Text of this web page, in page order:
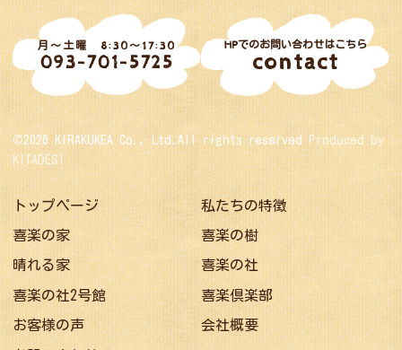
月～土曜 8:30～17:30
093-701-5725
HPでのお問い合わせはこちら
contact
©2026 KIRAKUKEA Co., Ltd.All rights reserved
Produced by
KITADESI
トップページ 私たちの特徴
喜楽の家 喜楽の樹
晴れる家 喜楽の社
喜楽の社2号館 喜楽倶楽部
お客様の声 会社概要